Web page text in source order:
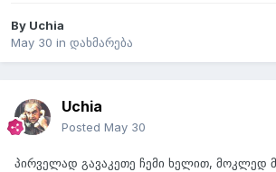
By Uchia
May 30 in დახმარება
Uchia
Posted May 30
პირველად გავაკეთე ჩემი ხელით, მოკლედ